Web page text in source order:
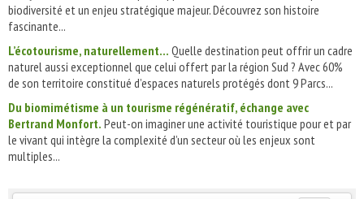
biodiversité et un enjeu stratégique majeur. Découvrez son histoire
fascinante...
L’écotourisme, naturellement... Quelle destination peut offrir un cadre
naturel aussi exceptionnel que celui offert par la région Sud ? Avec 60%
de son territoire constitué d’espaces naturels protégés dont 9 Parcs...
Du biomimétisme à un tourisme régénératif, échange avec
Bertrand Monfort. Peut-on imaginer une activité touristique pour et par
le vivant qui intègre la complexité d’un secteur où les enjeux sont
multiples...